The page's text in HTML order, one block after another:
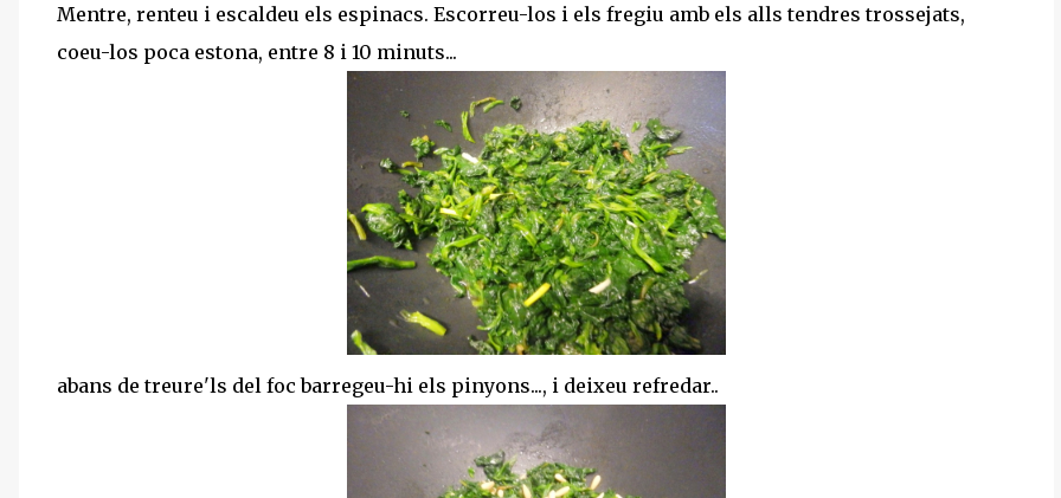
Mentre, renteu i escaldeu els espinacs. Escorreu-los i els fregiu amb els alls tendres trossejats,
coeu-los poca estona, entre 8 i 10 minuts...
abans de treure'ls del foc barregeu-hi els pinyons..., i deixeu refredar..